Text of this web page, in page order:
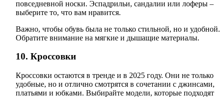
повседневной носки. Эспадрильи, сандалии или лоферы –
выберите то, что вам нравится.
Важно, чтобы обувь была не только стильной, но и удобной.
Обратите внимание на мягкие и дышащие материалы.
10. Кроссовки
Кроссовки остаются в тренде и в 2025 году. Они не только
удобные, но и отлично смотрятся в сочетании с джинсами,
платьями и юбками. Выбирайте модели, которые подходят